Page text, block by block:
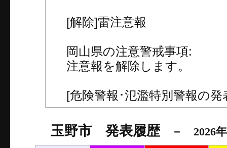
[解除]雷注意報
岡山県の注意警戒事項:
注意報を解除します。
[危険警報･氾濫特別警報の
玉野市 発表履歴－ 2026年8